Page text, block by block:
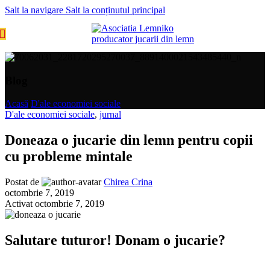
Salt la navigare Salt la conținutul principal
Acasă D'ale economiei sociale
D'ale economiei sociale, jurnal
Doneaza o jucarie din lemn pentru copii
cu probleme mintale
Postat de
Chirea Crina
octombrie 7, 2019
Activat octombrie 7, 2019
Salutare tuturor! Donam o jucarie?